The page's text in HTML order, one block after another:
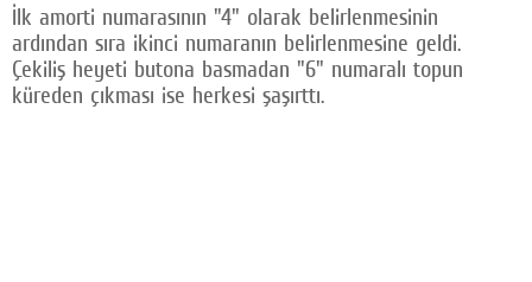
Twitter
Google Plus
© 2026 TÜM HAKLARI SAKLIDIR
İlk amorti numarasının "4" olarak belirlenmesinin
ardından sıra ikinci numaranın belirlenmesine geldi.
Çekiliş heyeti butona basmadan "6" numaralı topun
küreden çıkması ise herkesi şaşırttı.